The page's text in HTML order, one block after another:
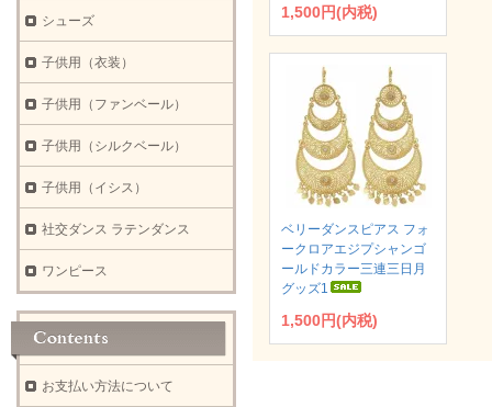
1,500円(内税)
ベリーダンスピアス フォ
ークロアエジプシャンゴ
ールドカラー三連三日月
グッズ1
1,500円(内税)
シューズ
子供用（衣装）
子供用（ファンベール）
子供用（シルクベール）
子供用（イシス）
社交ダンス ラテンダンス
ワンピース
お支払い方法について